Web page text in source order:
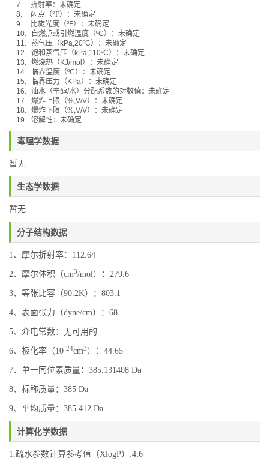
7.
折射率：未确定
8.
闪点（°F）： 未确定
9.
比旋光度（ºF）： 未确定
10.
自燃点或引燃温度（ºC）：未确定
11.
蒸气压（ kPa,20ºC）： 未确定
12. 饱和蒸气压（ kPa,110ºC）： 未确定
13. 燃烧热（ KJ/mol ）： 未确定
14.
临界温度（ºC）：未确定
15.
临界压力（ KPa）：未确定
16. 油水（辛醇/水）分配系数的对数值：未确定
17. 爆炸上限（%,V/V）：未确定
18. 爆炸下限（%,V/V）：未确定
19. 溶解性：未确定
毒理学数据
暂无
生态学数据
暂无
分子结构数据
1、摩尔折射率：112.64
2、摩尔体积（cm3/mol）：279.6
3、等张比容（90.2K）：803.1
4、表面张力（dyne/cm）：68
5、介电常数：无可用的
6、极化率（10-24cm3）：44.65
7、单一同位素质量：385.131408 Da
8、标称质量：385 Da
9、平均质量：385.412 Da
计算化学数据
1.疏水参数计算参考值（XlogP）:4.6